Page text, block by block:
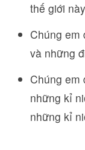
thế giới
Chúng em
và những
Chúng em
những kỉ
những kỉ